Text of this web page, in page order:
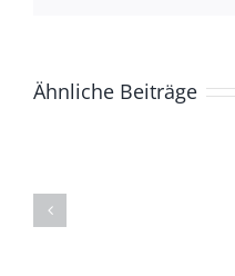
Ähnliche Beiträge